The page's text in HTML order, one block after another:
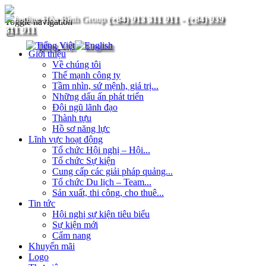
(+84) 913 311 911- (+84) 939
311 911
Toggle navigation
Giới thiệu
Về chúng tôi
Thế mạnh công ty
Tầm nhìn, sứ mệnh, giá trị...
Những dấu ấn phát triển
Đội ngũ lãnh đạo
Thành tựu
Hồ sơ năng lực
Lĩnh vực hoạt động
Tổ chức Hội nghị – Hội...
Tổ chức Sự kiện
Cung cấp các giải pháp quảng...
Tổ chức Du lịch – Team...
Sản xuất, thi công, cho thuê...
Tin tức
Hội nghị sự kiện tiêu biểu
Sự kiện mới
Cẩm nang
Khuyến mãi
Logo